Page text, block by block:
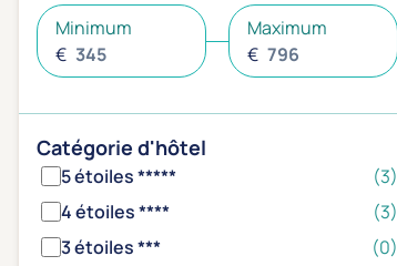
Minimum
€
Maximum
€
Catégorie d'hôtel
5 étoiles *****
(3)
4 étoiles ****
(3)
3 étoiles ***
(0)